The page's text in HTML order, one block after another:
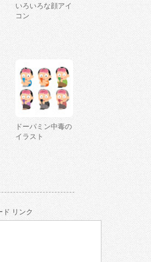
いろいろな顔アイ
コン
ドーパミン中毒の
イラスト
ド リンク